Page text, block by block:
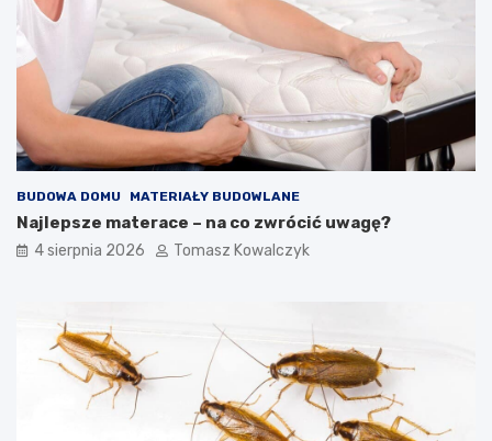
BUDOWA DOMU MATERIAŁY BUDOWLANE
Najlepsze materace – na co zwrócić uwagę?
4 sierpnia 2026 Tomasz Kowalczyk